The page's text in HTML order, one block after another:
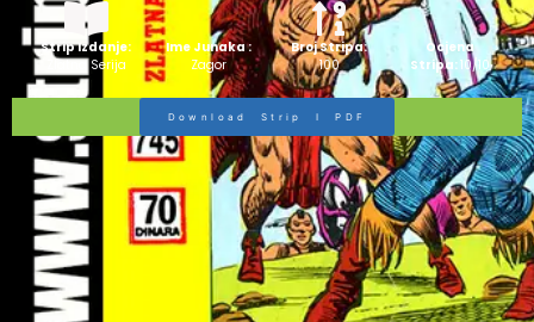
Strip Izdanje:
Zlatna Serija
Ime Junaka :
Zagor
Broj Stripa:
100
Ocjena
Stripa:10/10
Download Strip I PDF